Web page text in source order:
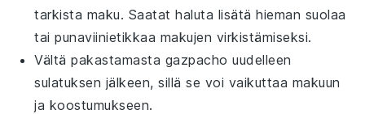
tarkista maku. Saatat haluta lisätä hieman suolaa
taipunaviinietikkaa makujen virkistämiseksi.
Vältä pakastamasta gazpacho uudelleen
sulatuksen jälkeen, sillä se voi vaikuttaa makuun
ja koostumukseen.